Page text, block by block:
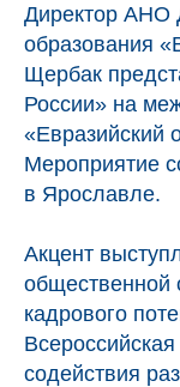
Директор
образования
Щербак
России» на
«Евразийский
Мероприятие
в Ярославле.
Акцент
общественной
кадрового
содействия